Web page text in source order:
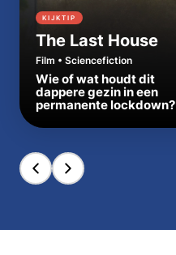
KIJKTIP
The Last House
Film • Sciencefiction
Wie of wat houdt dit
dappere gezin in een
permanente lockdown?